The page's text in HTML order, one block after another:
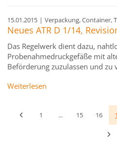
15.01.2015 | Verpackung, Container,
Neues ATR D 1/14,
Das Regelwerk dient dazu,
Probenahmedruckgefäße mit
Beförderung zuzulassen und zu
Weiterlesen
1 ... 15 16